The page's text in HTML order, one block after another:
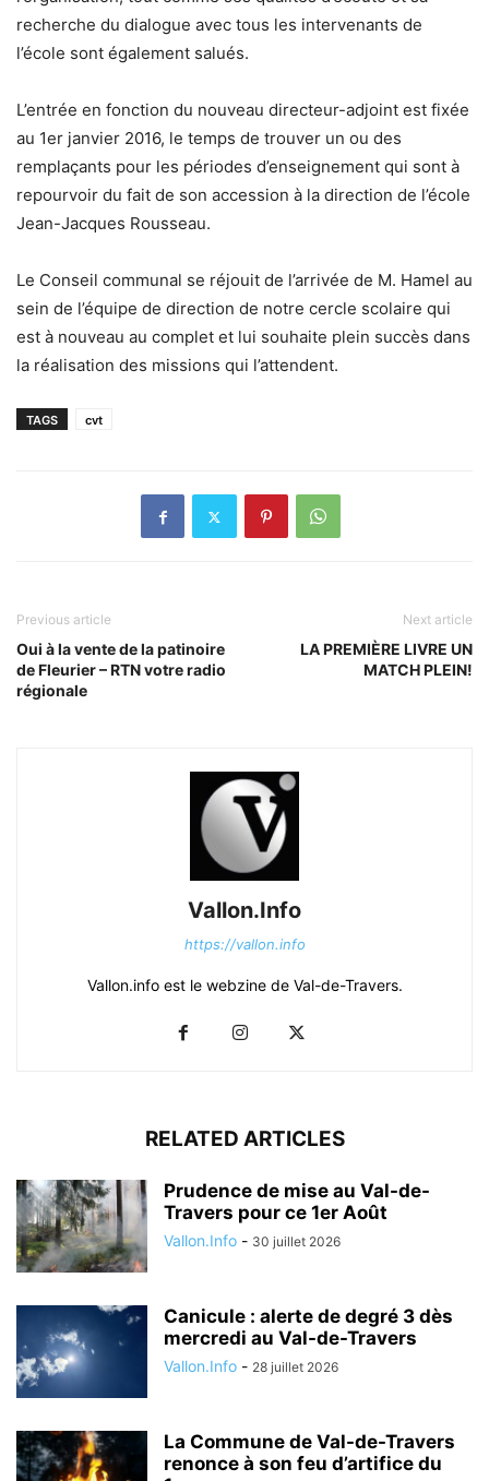
recherche du dialogue avec tous les intervenants de
l’école sont également salués.
L’entrée en fonction du nouveau directeur-adjoint est fixée
au 1er janvier 2016, le temps de trouver un ou des
remplaçants pour les périodes d’enseignement qui sont à
repourvoir du fait de son accession à la direction de l’école
Jean-Jacques Rousseau.
Le Conseil communal se réjouit de l’arrivée de M. Hamel au
sein de l’équipe de direction de notre cercle scolaire qui
est à nouveau au complet et lui souhaite plein succès dans
la réalisation des missions qui l’attendent.
TAGS cvt
Previous article
Oui à la vente de la patinoire
de Fleurier – RTN votre radio
régionale
Next article
LA PREMIÈRE LIVRE UN
MATCH PLEIN!
Vallon.Info
https://vallon.info
Vallon.info est le webzine de Val-de-Travers.
RELATED ARTICLES
Prudence de mise au Val-de-
Travers pour ce 1er Août
Vallon.Info - 30 juillet 2026
Canicule : alerte de degré 3 dès
mercredi au Val-de-Travers
Vallon.Info - 28 juillet 2026
La Commune de Val-de-Travers
renonce à son feu d’artifice du